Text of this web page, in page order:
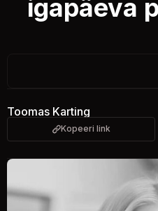
igapäeva
Toomas Karting
Kopeeri link